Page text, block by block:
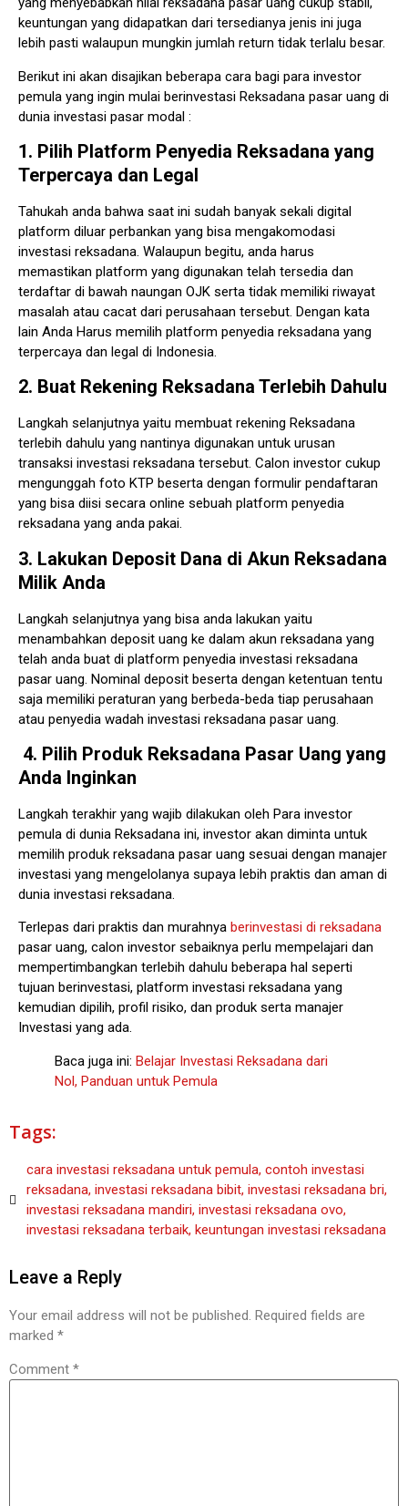
keuntungan yang didapatkan dari tersedianya jenis ini juga
lebih pasti walaupun mungkin jumlah return tidak terlalu besar.
Berikut ini akan disajikan beberapa cara bagi para investor
pemula yang ingin mulai berinvestasi Reksadana pasar uang di
dunia investasi pasar modal :
1. Pilih Platform Penyedia Reksadana yang
Terpercaya dan Legal
Tahukah anda bahwa saat ini sudah banyak sekali digital
platform diluar perbankan yang bisa mengakomodasi
investasi reksadana. Walaupun begitu, anda harus
memastikan platform yang digunakan telah tersedia dan
terdaftar di bawah naungan OJK serta tidak memiliki riwayat
masalah atau cacat dari perusahaan tersebut. Dengan kata
lain Anda Harus memilih platform penyedia reksadana yang
terpercaya dan legal di Indonesia.
2. Buat Rekening Reksadana Terlebih Dahulu
Langkah selanjutnya yaitu membuat rekening Reksadana
terlebih dahulu yang nantinya digunakan untuk urusan
transaksi investasi reksadana tersebut. Calon investor cukup
mengunggah foto KTP beserta dengan formulir pendaftaran
yang bisa diisi secara online sebuah platform penyedia
reksadana yang anda pakai.
3. Lakukan Deposit Dana di Akun Reksadana
Milik Anda
Langkah selanjutnya yang bisa anda lakukan yaitu
menambahkan deposit uang ke dalam akun reksadana yang
telah anda buat di platform penyedia investasi reksadana
pasar uang. Nominal deposit beserta dengan ketentuan tentu
saja memiliki peraturan yang berbeda-beda tiap perusahaan
atau penyedia wadah investasi reksadana pasar uang.
4. Pilih Produk Reksadana Pasar Uang yang
Anda Inginkan
Langkah terakhir yang wajib dilakukan oleh Para investor
pemula di dunia Reksadana ini, investor akan diminta untuk
memilih produk reksadana pasar uang sesuai dengan manajer
investasi yang mengelolanya supaya lebih praktis dan aman di
dunia investasi reksadana.
Terlepas dari praktis dan murahnya berinvestasi di reksadana
pasar uang, calon investor sebaiknya perlu mempelajari dan
mempertimbangkan terlebih dahulu beberapa hal seperti
tujuan berinvestasi, platform investasi reksadana yang
kemudian dipilih, profil risiko, dan produk serta manajer
Investasi yang ada.
Baca juga ini: Belajar Investasi Reksadana dari
Nol, Panduan untuk Pemula
Tags:
cara investasi reksadana untuk pemula, contoh investasi
reksadana, investasi reksadana bibit, investasi reksadana bri,
investasi reksadana mandiri, investasi reksadana ovo,
investasi reksadana terbaik, keuntungan investasi reksadana
Leave a Reply
Your email address will not be published. Required fields are
marked *
Comment *